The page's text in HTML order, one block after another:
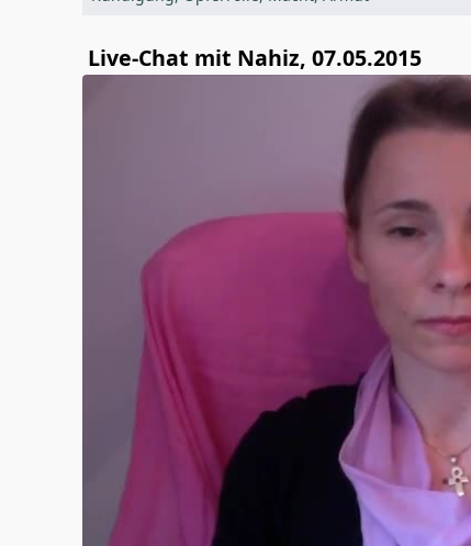
Live-Chat mit Nahiz, 07.05.2015